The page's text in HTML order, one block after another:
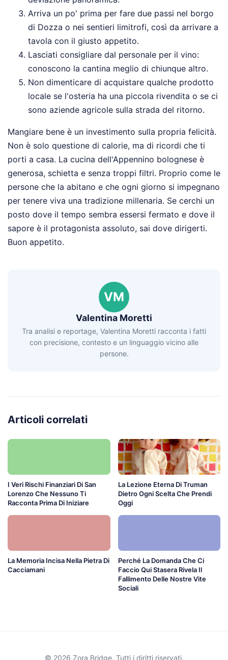
Arriva un po' prima per fare due passi nel borgo
di Dozza o nei sentieri limitrofi, così da arrivare a
tavola con il giusto appetito.
Lasciati consigliare dal personale per il vino:
conoscono la cantina meglio di chiunque altro.
Non dimenticare di acquistare qualche prodotto
locale se l'osteria ha una piccola rivendita o se ci
sono aziende agricole sulla strada del ritorno.
Mangiare bene è un investimento sulla propria felicità.
Non è solo questione di calorie, ma di ricordi che ti
porti a casa. La cucina dell'Appennino bolognese è
generosa, schietta e senza troppi filtri. Proprio come le
persone che la abitano e che ogni giorno si impegnano
per tenere viva una tradizione millenaria. Se cerchi un
posto dove il tempo sembra essersi fermato e dove il
sapore è il protagonista assoluto, sai dove dirigerti.
Buon appetito.
VM
Valentina Moretti
Tra analisi e reportage, Valentina Moretti racconta i fatti
con precisione, contesto e un linguaggio vicino alle
persone.
Articoli correlati
I Veri Rischi Finanziari Di San
Lorenzo Che Nessuno Ti
Racconta Prima Di Iniziare
La Lezione Eterna Di Truman
Dietro Ogni Scelta Che Prendi
Oggi
La Memoria Incisa Nella Pietra Di
Cacciamani
Perché La Domanda Che Ci
Faccio Qui Stasera Rivela Il
Fallimento Delle Nostre Vite
Sociali
© 2026 Zora Bridge. Tutti i diritti riservati.